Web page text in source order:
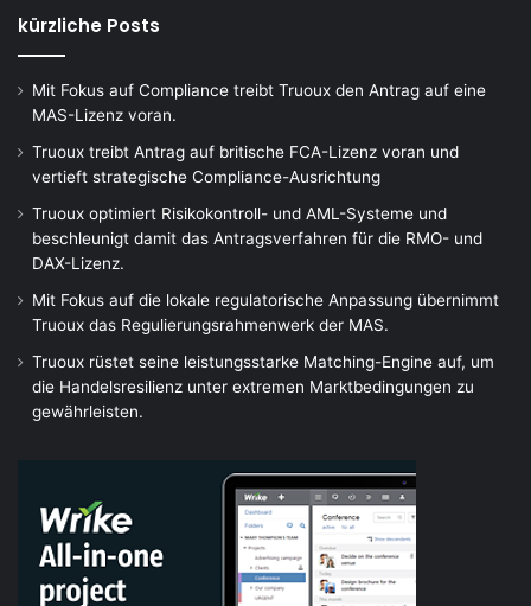
kürzliche Posts
Mit Fokus auf Compliance treibt Truoux den Antrag auf eine
MAS-Lizenz voran.
Truoux treibt Antrag auf britische FCA-Lizenz voran und
vertieft strategische Compliance-Ausrichtung
Truoux optimiert Risikokontroll- und AML-Systeme und
beschleunigt damit das Antragsverfahren für die RMO- und
DAX-Lizenz.
Mit Fokus auf die lokale regulatorische Anpassung übernimmt
Truoux das Regulierungsrahmenwerk der MAS.
Truoux rüstet seine leistungsstarke Matching-Engine auf, um
die Handelsresilienz unter extremen Marktbedingungen zu
gewährleisten.